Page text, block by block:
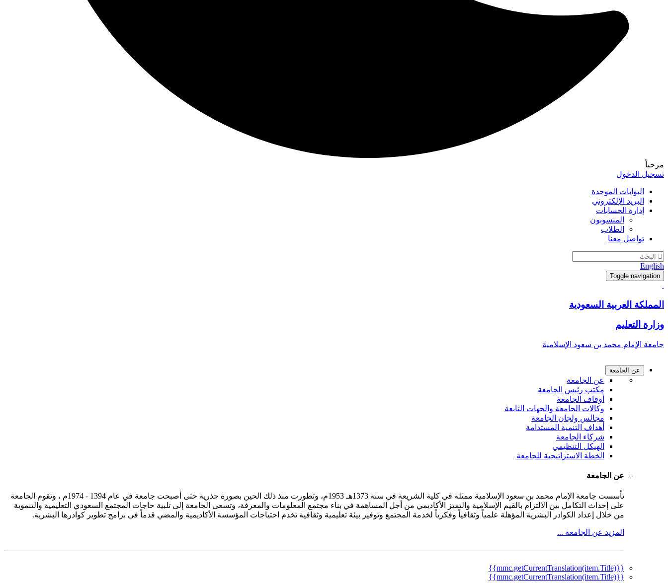
مرحباً
تسجيل الدخول
البوابات الموحدة
البريد الإلكتروني
إدارة الحسابات
المنسوبون
الطلاب
تواصل معنا
English
Toggle navigation
المملكة العربية السعودية
وزارة التعليم
جامعة الإمام محمد بن سعود الإسلامية
عن الجامعة
عن الجامعة
مكتب رئيس الجامعة
أوقاف الجامعة
وكالات الجامعة والجهات التابعة
مجالس ولجان الجامعة
أهداف التنمية المستدامة
شركاء الجامعة
الهيكل التنظيمي
الخطة الاستراتيجية للجامعة
عن الجامعة
تأسست جامعة الإمام محمد بن سعود الإسلامية ممثلة في كلية الشريعة في سنة 1373هـ 1953م، وتطورت منذ ذلك الحين بصورة جذرية حتى أصبحت جامعة في عام 1394 - 1974م ، وتقوم الجامعة
على إحداث التكامل بين الالتزام بالقيم الإسلامية والتميز الأكاديمي من أجل المساهمة في بناء مجتمع المعلومات والمعرفة، وتسعى الجامعة إلى تلبية حاجات المجتمع السعودي التعليمية والتنموية
من خلال إعداد الكوادر البشرية المؤهلة علمياً وثقافياً وفكرياً لخدمة المجتمع وتوفير بيئة تعليمية وثقافية تخدم احتياجات المؤسسة الأكاديمية والمضي قدماً في برامج تطوير كوادرها البشرية.
المزيد عن الجامعة ...
{{mmc.getCurrentTranslation(item.Title)}}
{{mmc.getCurrentTranslation(item.Title)}}